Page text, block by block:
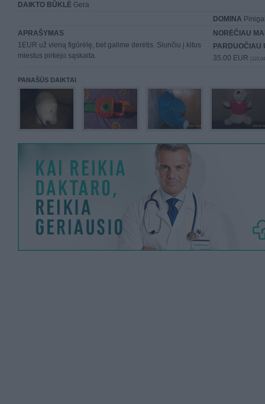
DAIKTO BŪKLĖ Gera
DOMINA
APRAŠYMAS
1EUR už vieną figūrėlę, bet galime derėtis. Siunčiu į kitus
miestus pirkėjo sąskaita.
NORĖČIAU
PARDUOČIAU
35.00 EUR
PANAŠŪS DAIKTAI